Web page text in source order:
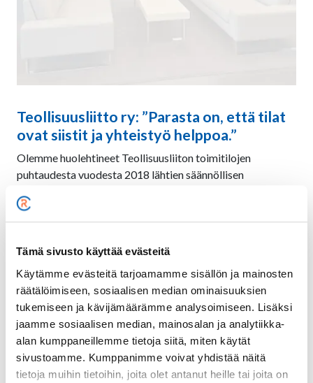
Tämä sivusto käyttää evästeitä
Käytämme evästeitä tarjoamamme sisällön ja mainosten
räätälöimiseen, sosiaalisen median ominaisuuksien
tukemiseen ja kävijämäärämme analysoimiseen. Lisäksi
jaamme sosiaalisen median, mainosalan ja analytiikka-
alan kumppaneillemme tietoja siitä, miten käytät
sivustoamme. Kumppanimme voivat yhdistää näitä
tietoja muihin tietoihin, joita olet antanut heille tai joita on
Teollisuusliitto ry: ”Parasta on, että tilat
ovat siistit ja yhteistyö helppoa.”
Olemme huolehtineet Teollisuusliiton toimitilojen
puhtaudesta vuodesta 2018 lähtien säännöllisen
kaikesta, eikä meidän tarvitse puuttua mihinkään.
Toiveitamme kuunnellaan ja kommunikointi on helppoa”,
Jos vaivaton yhteistyö kiinnostaa, suosittelemme
ottamaan yhteyttä. Meille toimistojen puhtaus on kunnia-
asia.
Lue asiakkaidemme ajatuksia meistä